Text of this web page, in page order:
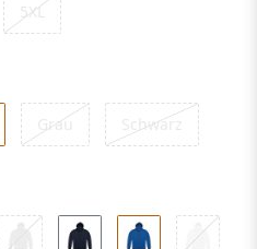
5XL
Grau Schwarz